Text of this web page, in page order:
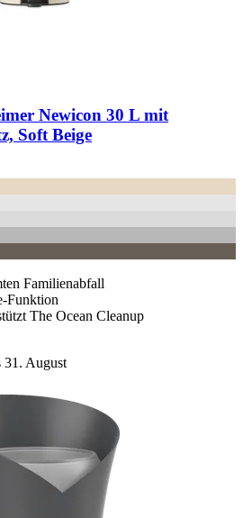
Newicon 30 L mit
Soft Beige
Familienabfall
Funktion
The Ocean Cleanup
31. August